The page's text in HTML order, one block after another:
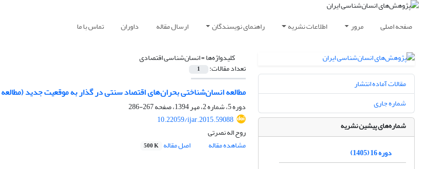
صفحه اصلی مرور اطلاعات نشریه راهنمای نویسندگان ارسال مقاله داوران تماس با ما
کلیدواژه‌ها =انسان‌شناسی اقتصادی
تعداد مقالات: 1
مطالعه انسان‌شناختی بحران‌های اقتصاد سنتی در گذار به موقعیت جدید
دوره 5، شماره 2، مهر 1394، صفحه
267-286
10.22059/ijar.2015.59088
روح اله نصرتی
مشاهده مقاله
اصل مقاله 500 K
مقالات آماده انتشار
شماره جاری
شماره‌های پیشین نشریه
دوره 16 (1405)